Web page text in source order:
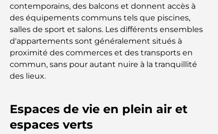
Les meilleures entreprises d'aménagement
paysager à Dubaï : Transformer vos espaces
extérieurs
Les meilleures entreprises de déménagement à
Dubaï : un guide complet
Palm Jebel Ali contre Palm Jumeirah : une
Découvrez Moon Island Dubai : votre guide ultime
contemporains, des balcons et donnent accès à
des équipements communs tels que piscines,
salles de sport et salons. Les différents ensembles
d'appartements sont généralement situés à
proximité des commerces et des transports en
commun, sans pour autant nuire à la tranquillité
des lieux.
Espaces de vie en plein air et
espaces verts